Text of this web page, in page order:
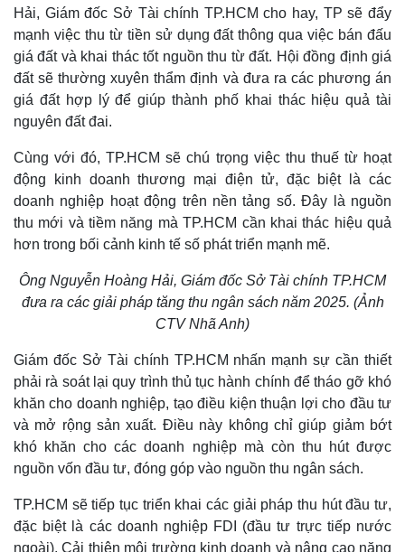
Pháp luật
Tin nóng
Tư vấn luật
Việt Nam
Phân tích
Bóng đá
Lịch thi đấu bóng đá
Thế giới thể thao
eSports
Hậu trường
Ô tô - Xe máy
Xe máy
Tư vấn
Hải, Giám đốc Sở Tài chính TP.HCM cho hay, TP sẽ đẩy
mạnh việc thu từ tiền sử dụng đất thông qua việc bán đấu
giá đất và khai thác tốt nguồn thu từ đất. Hội đồng định giá
đất sẽ thường xuyên thẩm định và đưa ra các phương án
giá đất hợp lý để giúp thành phố khai thác hiệu quả tài
nguyên đất đai.
Cùng với đó, TP.HCM sẽ chú trọng việc thu thuế từ hoạt
động kinh doanh thương mại điện tử, đặc biệt là các
doanh nghiệp hoạt động trên nền tảng số. Đây là nguồn
thu mới và tiềm năng mà TP.HCM cần khai thác hiệu quả
hơn trong bối cảnh kinh tế số phát triển mạnh mẽ.
Ông Nguyễn Hoàng Hải, Giám đốc Sở Tài chính TP.HCM
đưa ra các giải pháp tăng thu ngân sách năm 2025. (Ảnh
CTV Nhã Anh)
Giám đốc Sở Tài chính TP.HCM nhấn mạnh sự cần thiết
phải rà soát lại quy trình thủ tục hành chính để tháo gỡ khó
khăn cho doanh nghiệp, tạo điều kiện thuận lợi cho đầu tư
và mở rộng sản xuất. Điều này không chỉ giúp giảm bớt
khó khăn cho các doanh nghiệp mà còn thu hút được
nguồn vốn đầu tư, đóng góp vào nguồn thu ngân sách.
TP.HCM sẽ tiếp tục triển khai các giải pháp thu hút đầu tư,
đặc biệt là các doanh nghiệp FDI (đầu tư trực tiếp nước
ngoài). Cải thiện môi trường kinh doanh và nâng cao năng